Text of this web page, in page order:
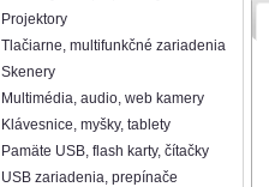
Projektory
Tlačiarne, multifunkčné zariadenia
Skenery
Multimédia, audio, web kamery
Klávesnice, myšky, tablety
Pamäte USB, flash karty, čítačky
USB zariadenia, prepínače